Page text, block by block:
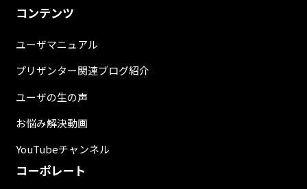
コンテンツ
ユーザマニュアル
プリザンター関連ブログ紹介
ユーザの生の声
お悩み解決動画
YouTubeチャンネル
コーポレート